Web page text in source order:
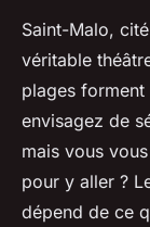
Saint-Malo,
véritable
plages
envisagez de
mais vous
pour y aller ?
dépend de ce